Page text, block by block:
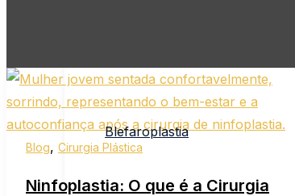
Blefaroplastia
Blog, Cirurgia Plástica
Ninfoplastia: O que é a Cirurgia